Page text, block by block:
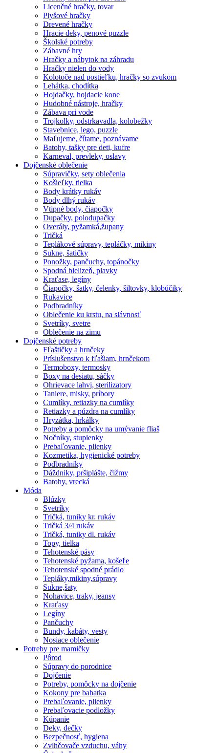
Licenčné hračky, tovar
Plyšové hračky
Drevené hračky
Hracie deky, penové puzzle
Školské potreby
Zábavné hry
Hračky a nábytok na záhradu
Hračky nielen do vody
Kolotoče nad postieľku, hračky so zvukom
Lehátka, chodítka
Hojdačky, hojdacie kone
Hudobné nástroje, hračky
Zábava pri vode
Trojkolky, odstrkavadla, kolobežky
Stavebnice, lego, puzzle
Maľujeme, čítame, poznávame
Batohy, tašky pre deti, kufre
Karneval, prevleky, oslavy
Dojčenské oblečenie
Súpravičky, sety oblečenia
Košieľky, tielka
Body krátky rukáv
Body dlhý rukáv
Vtipné body, čiapočky
Dupačky, polodupačky
Overály, pyžamká,župany
Tričká
Teplákové súpravy, tepláčky, mikiny
Sukne, šatičky
Ponožky, pančuchy, topánočky
Spodná bielizeň, plavky
Kraťase, legíny
Čiapočky, šatky, čelenky, šiltovky, klobúčiky
Rukavice
Podbradníky
Oblečenie ku krstu, na slávnosť
Svetríky, svetre
Oblečenie na zimu
Dojčenské potreby
Fľaštičky a hrnčeky
Príslušenstvo k fľašiam, hrnčekom
Termoboxy, termosky
Boxy na desiatu, sáčky
Ohrievace lahvi, sterilizatory
Taniere, misky, príbory
Cumlíky, retiazky na cumlíky
Retiazky a púzdra na cumlíky
Hryzátka, hrkálky
Potreby a pomôcky na umývanie fliaš
Nočníky, stupienky
Prebaľovanie, plienky
Kozmetika, hygienické potreby
Podbradníky
Dáždniky, pršiplášte, čižmy
Batohy, vrecká
Móda
Blúzky
Svetríky
Tričká, tuniky kr. rukáv
Tričká 3/4 rukáv
Tričká, tuniky dl. rukáv
Topy, tielka
Tehotenské pásy
Tehotenské pyžama, košeľe
Tehotenské spodné prádlo
Tepláky,mikiny,súpravy
Sukne,šaty
Nohavice, traky, jeansy
Kraťasy
Legíny
Pančuchy
Bundy, kabáty, vesty
Nosiace oblečenie
Potreby pre mamičky
Pôrod
Súpravy do porodnice
Dojčenie
Potreby, pomôcky na dojčenie
Kokony pre babatka
Prebaľovanie, plienky
Prebaľovacie podložky
Kúpanie
Deky, dečky
Bezpečnosť, hygiena
Zvlhčovače vzduchu, váhy